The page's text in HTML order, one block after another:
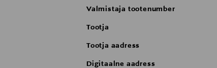
Valmistaja tootenumber
Tootja
Tootja aadress
Digitaalne aadress